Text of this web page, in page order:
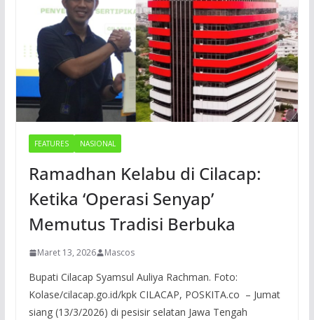
FEATURES NASIONAL
Ramadhan Kelabu di Cilacap:
Ketika ‘Operasi Senyap’
Memutus Tradisi Berbuka
Maret 13, 2026 Mascos
Bupati Cilacap Syamsul Auliya Rachman. Foto:
Kolase/cilacap.go.id/kpk CILACAP, POSKITA.co – Jumat
siang (13/3/2026) di pesisir selatan Jawa Tengah